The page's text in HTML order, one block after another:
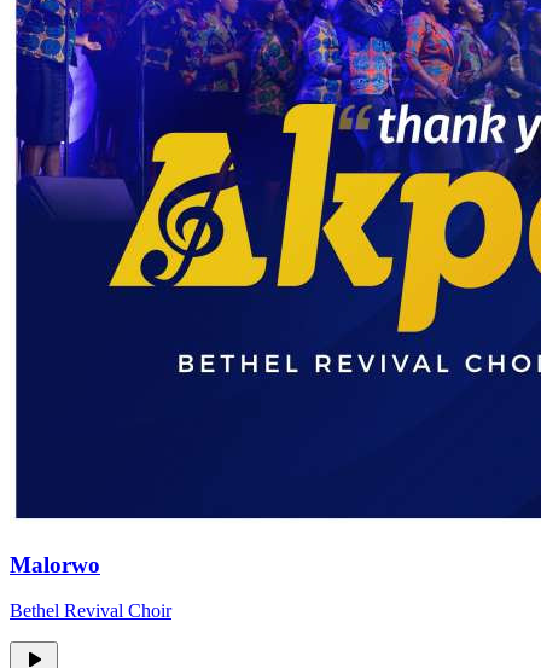
Malorwo
Bethel Revival Choir